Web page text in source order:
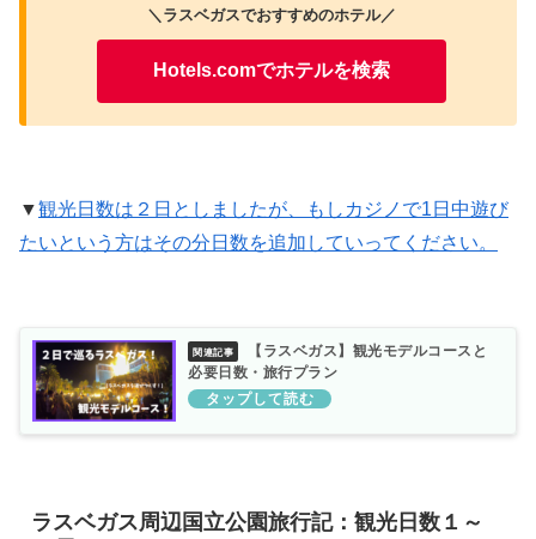
＼ラスベガスでおすすめのホテル／
Hotels.comでホテルを検索
▼観光日数は２日としましたが、もしカジノで1日中遊び
たいという方はその分日数を追加していってください。
【ラスベガス】観光モデルコースと
必要日数・旅行プラン
ラスベガス周辺国立公園旅行記：観光日数１～